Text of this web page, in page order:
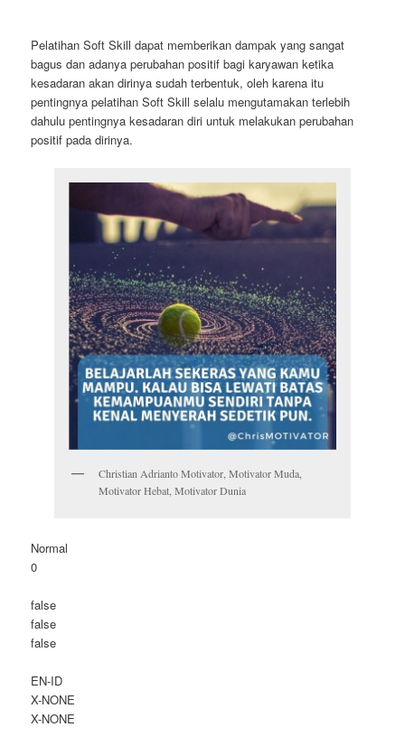
Pelatihan Soft Skill dapat memberikan dampak yang sangat
bagus dan adanya perubahan positif bagi karyawan ketika
kesadaran akan dirinya sudah terbentuk, oleh karena itu
pentingnya pelatihan Soft Skill selalu mengutamakan terlebih
dahulu pentingnya kesadaran diri untuk melakukan perubahan
positif pada dirinya.
Christian Adrianto Motivator, Motivator Muda,
Motivator Hebat, Motivator Dunia
Normal
0
false
false
false
EN-ID
X-NONE
X-NONE